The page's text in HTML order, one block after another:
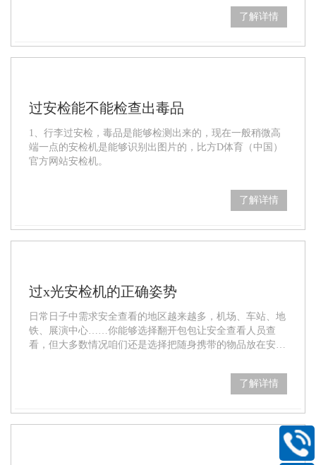
了解详情
过安检能不能检查出毒品
1、行李过安检，毒品是能够检测出来的，现在一般稍微高
端一点的安检机是能够识别出图片的，比方D体育（中国）
官方网站安检机。
了解详情
过x光安检机的正确姿势
日常日子中需求安全查看的地区越来越多，机场、车站、地
铁、展演中心……你能够选择翻开包包让安全查看人员查
看，但大多数情况咱们还是选择把随身携带的物品放在安检
了解详情
400-